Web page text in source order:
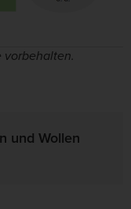
vorbehalten.
und Wollen